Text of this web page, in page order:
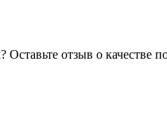
отзыв о качестве